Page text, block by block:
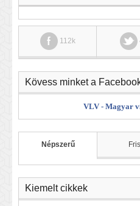
112k
Kövess minket a
VLV - Magyar
Népszerű
Kiemelt cikkek